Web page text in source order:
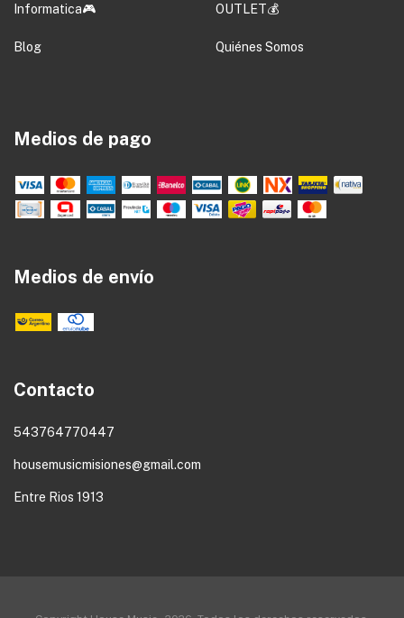
Informatica🎮 OUTLET💰
Blog Quiénes Somos
Medios de pago
Medios de envío
Contacto
543764770447
housemusicmisiones@gmail.com
Entre Rios 1913